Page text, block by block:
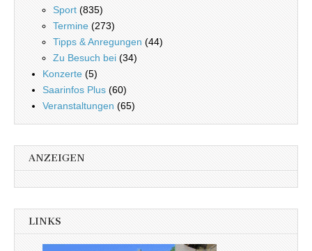
Sport (835)
Termine (273)
Tipps & Anregungen (44)
Zu Besuch bei (34)
Konzerte (5)
Saarinfos Plus (60)
Veranstaltungen (65)
ANZEIGEN
LINKS